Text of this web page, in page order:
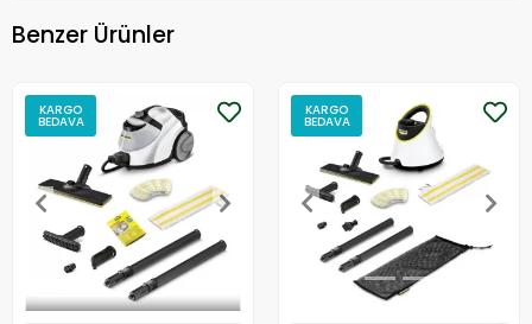
Benzer Ürünler
KARGO
BEDAVA
KARGO
BEDAVA